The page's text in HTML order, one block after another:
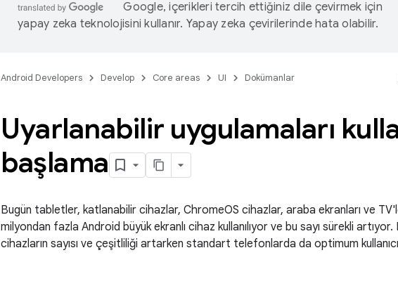
Google, içerikleri tercih ettiğiniz dile çevirmek için
yapay zeka teknolojisini kullanır. Yapay zeka çevirilerinde hata olabilir.
Android Developers Develop Core areas UI Dokümanlar
Uyarlanabilir uygulamaları
başlama
Bugün tabletler, katlanabilir cihazlar, ChromeOS cihazlar, araba ekranları ve
milyondan fazla Android büyük ekranlı cihaz kullanılıyor ve bu sayı sürekli artıyor.
cihazların sayısı ve çeşitliliği artarken standart telefonlarda da optimum